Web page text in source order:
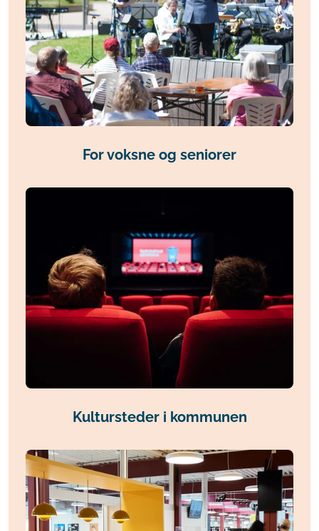
For voksne og seniorer
Kultursteder i kommunen